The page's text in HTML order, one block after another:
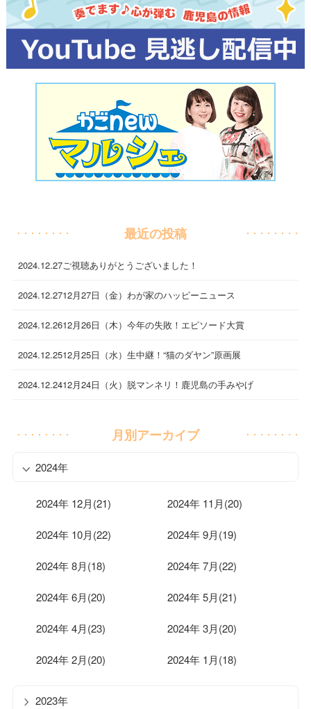
最近の投稿
2024.12.27ご視聴ありがとうございました！
2024.12.2712月27日（金）わが家のハッピーニュース
2024.12.2612月26日（木）今年の失敗！エピソード大賞
2024.12.2512月25日（水）生中継！“猫のダヤン”原画展
2024.12.2412月24日（火）脱マンネリ！鹿児島の手みやげ
月別アーカイブ
2024年
2024年 12月(21) 2024年 11月(20)
2024年 10月(22) 2024年 9月(19)
2024年 8月(18) 2024年 7月(22)
2024年 6月(20) 2024年 5月(21)
2024年 4月(23) 2024年 3月(20)
2024年 2月(20) 2024年 1月(18)
2023年